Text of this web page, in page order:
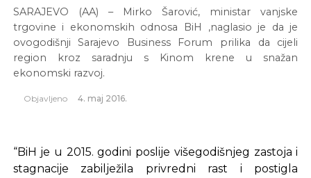
SARAJEVO (AA) – Mirko Šarović, ministar vanjske
trgovine i ekonomskih odnosa BiH ,naglasio je da je
ovogodišnji Sarajevo Business Forum prilika da cijeli
region kroz saradnju s Kinom krene u snažan
ekonomski razvoj.
Objavljeno 4. maj 2016.
“BiH je u 2015. godini poslije višegodišnjeg zastoja i
stagnacije zabilježila privredni rast i postigla